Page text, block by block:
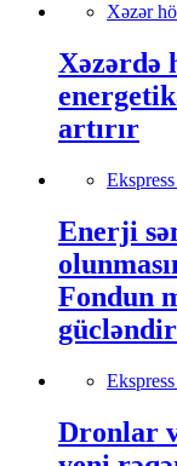
Xəzər
Xəzərdə
artırır
Enerji
Fondun
Dronlar